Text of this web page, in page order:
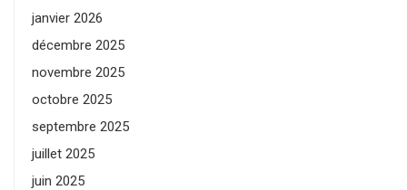
janvier 2026
décembre 2025
novembre 2025
octobre 2025
septembre 2025
juillet 2025
juin 2025